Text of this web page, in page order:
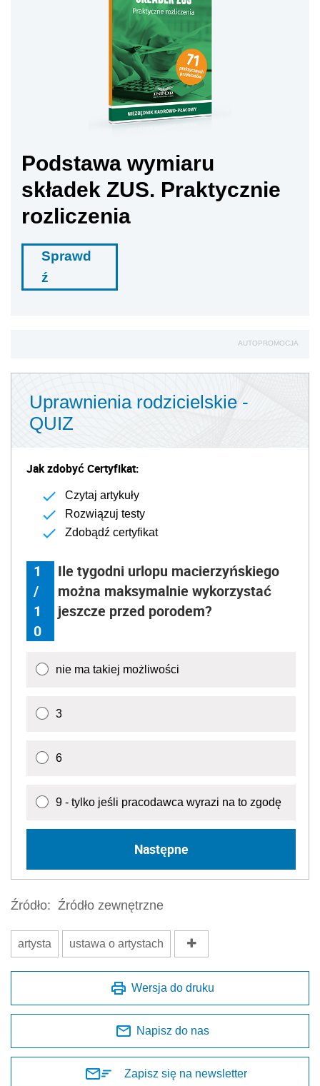
Podstawa wymiaru
składek ZUS. Praktycznie
rozliczenia
Sprawd
ź
AUTOPROMOCJA
Uprawnienia rodzicielskie -
QUIZ
Jak zdobyć Certyfikat:
Czytaj artykuły
Rozwiązuj testy
Zdobądź certyfikat
1
/
1
0
Ile tygodni urlopu macierzyńskiego
można maksymalnie wykorzystać
jeszcze przed porodem?
nie ma takiej możliwości
3
6
9 - tylko jeśli pracodawca wyrazi na to zgodę
Następne
Źródło: Źródło zewnętrzne
artysta ustawa o artystach
Wersja do druku
Napisz do nas
Zapisz się na newsletter